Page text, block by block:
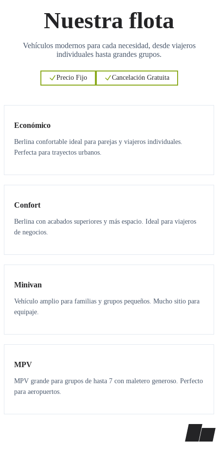
Nuestra flota
Vehículos modernos para cada necesidad, desde viajeros
individuales hasta grandes grupos.
Precio Fijo Cancelación Gratuita
Económico
Berlina confortable ideal para parejas y viajeros individuales.
Perfecta para trayectos urbanos.
3 3
Confort
Berlina con acabados superiores y más espacio. Ideal para viajeros
de negocios.
6 5
Minivan
Vehículo amplio para familias y grupos pequeños. Mucho sitio para
equipaje.
7 7
MPV
MPV grande para grupos de hasta 7 con maletero generoso. Perfecto
para aeropuertos.